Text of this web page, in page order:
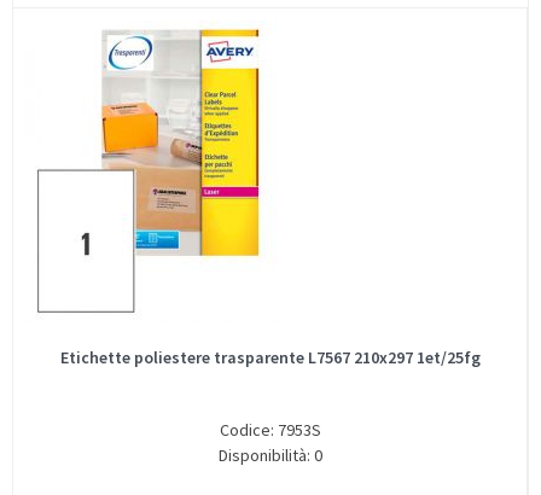
Etichette poliestere trasparente L7567 210x297 1et/25fg
Codice: 7953S
Disponibilità: 0